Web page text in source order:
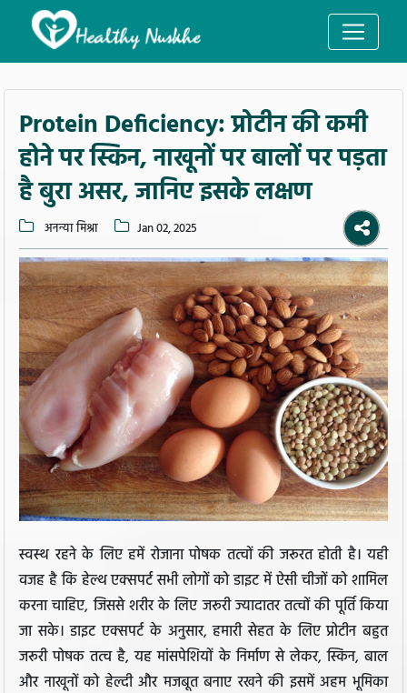
Protein Deficiency: प्रोटीन की कमी
होने पर स्किन, नाखूनों पर बालों पर पड़ता
है बुरा असर, जानिए इसके लक्षण
अनन्या मिश्रा Jan 02, 2025
स्वस्थ रहने के लिए हमें रोजाना पोषक तत्वों की जरूरत होती है। यही
वजह है कि हेल्थ एक्सपर्ट सभी लोगों को डाइट में ऐसी चीजों को शामिल
करना चाहिए, जिससे शरीर के लिए जरूरी ज्यादातर तत्वों की पूर्ति किया
जा सके। डाइट एक्सपर्ट के अनुसार, हमारी सेहत के लिए प्रोटीन बहुत
जरूरी पोषक तत्व है, यह मांसपेशियों के निर्माण से लेकर, स्किन, बाल
और नाखूनों को हेल्दी और मजबूत बनाए रखने की इसमें अहम भूमिका